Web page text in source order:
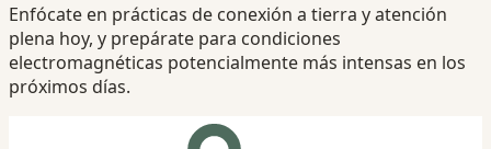
Enfócate en prácticas de conexión a tierra y atención
plena hoy, y prepárate para condiciones
electromagnéticas potencialmente más intensas en los
próximos días.